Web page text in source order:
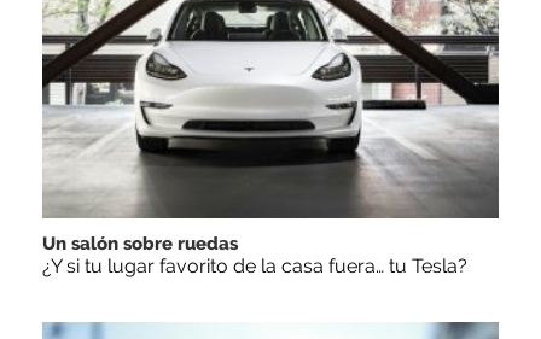
Un salón sobre ruedas
¿Y si tu lugar favorito de la casa fuera… tu Tesla?